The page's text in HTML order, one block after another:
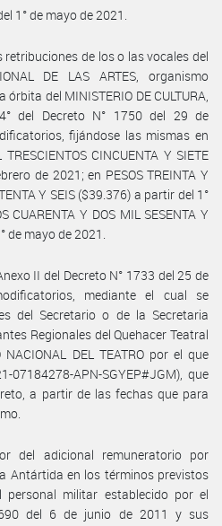
1° de mayo de 2021.
retribuciones de los o las vocales del
DE LAS ARTES, organismo
del MINISTERIO DE CULTURA,
del Decreto N° 1750 del 29 de
fijándose las mismas en
CINCUENTA Y SIETE
de 2021; en PESOS TREINTA Y
Y SEIS ($39.376) a partir del 1°
Y DOS MIL SESENTA Y
de mayo de 2021.
II del Decreto N° 1733 del 25 de
mediante el cual se
del Secretario o de la Secretaria
Regionales del Quehacer Teatral
DEL TEATRO por el que
07184278-APN-SGYEP#JGM), que
a partir de las fechas que para
del adicional remuneratorio por
Antártida en los términos previstos
militar establecido por el
del 6 de junio de 2011 y sus